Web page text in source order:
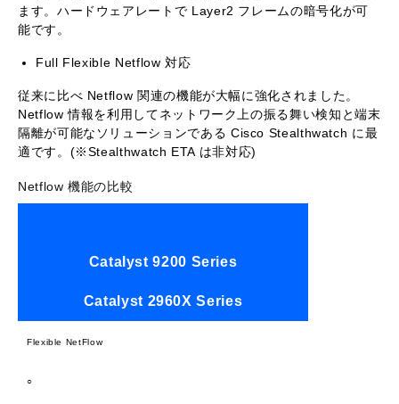
ます。ハードウェアレートで Layer2 フレームの暗号化が可
能です。
Full Flexible Netflow 対応
従来に比べ Netflow 関連の機能が大幅に強化されました。
Netflow 情報を利用してネットワーク上の振る舞い検知と端末
隔離が可能なソリューションである Cisco Stealthwatch に最
適です。(※Stealthwatch ETA は非対応)
Netflow 機能の比較
Catalyst 9200 Series
Catalyst 2960X Series
Flexible NetFlow
○